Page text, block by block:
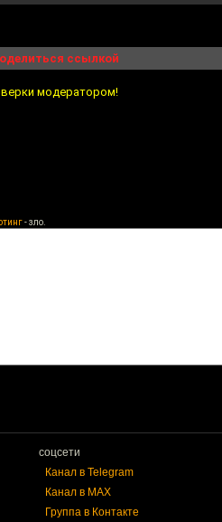
ссылкой
модератором!
- зло.
соцсети
Канал в Telegram
Канал в MAX
Группа в Контакте